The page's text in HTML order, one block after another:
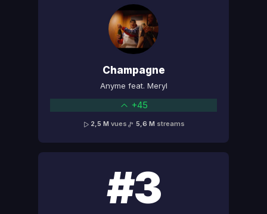
Champagne
Anyme feat. Meryl
+45
2,5 M vues 5,6 M streams
#3